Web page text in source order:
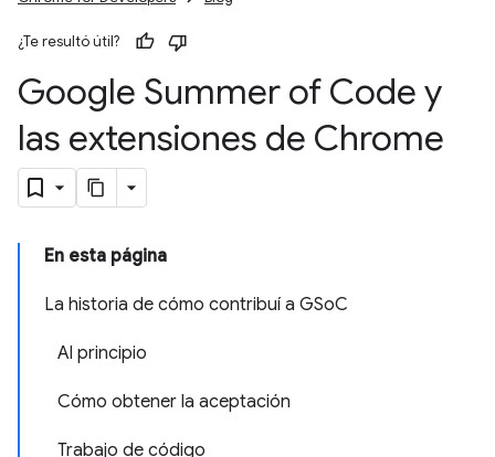
¿Te resultó útil?
Google Summer of Code y
las extensiones de Chrome
En esta página
La historia de cómo contribuí a GSoC
Al principio
Cómo obtener la aceptación
Trabajo de código